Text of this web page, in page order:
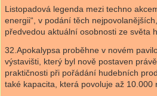
Listopadová legenda mezi techno
energii“, v podání těch
předvedou aktuální osobnosti ze světa
32.Apokalypsa proběhne v novém
výstavišti, který byl nově postaven
praktičnosti při pořádání hudebních
také kapacita, která povoluje až 10.000